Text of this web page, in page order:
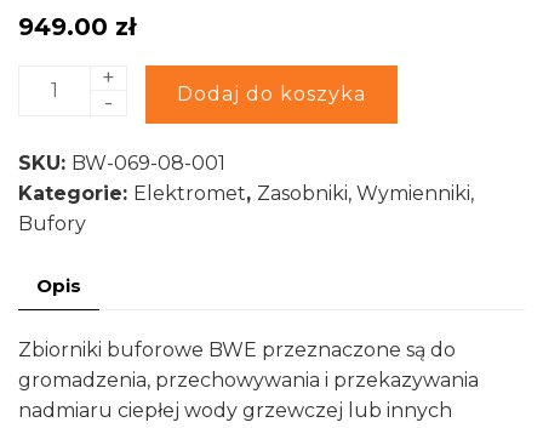
949.00 zł
ilość
wiszący
BWE
80l
stal/ABS
pomp
ciepła
z
+
-
Dodaj do koszyka
Alternative:
SKU: BW-069-08-001
Kategorie: Elektromet, Zasobniki, Wymienniki,
Bufory
Opis
Zbiorniki buforowe BWE przeznaczone są do
gromadzenia, przechowywania i przekazywania
nadmiaru ciepłej wody grzewczej lub innych